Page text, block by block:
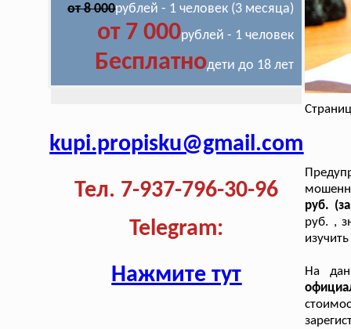
от 8 000рублей - 1 человек (3 месяца)
от 7 000рублей - 1 человек
Бесплатнодети до 18 лет
kupi.propisku@gmail.com
Тел. 7-937-796-30-96
Telegram:
Нажмите тут
руб.
руб. ,
На